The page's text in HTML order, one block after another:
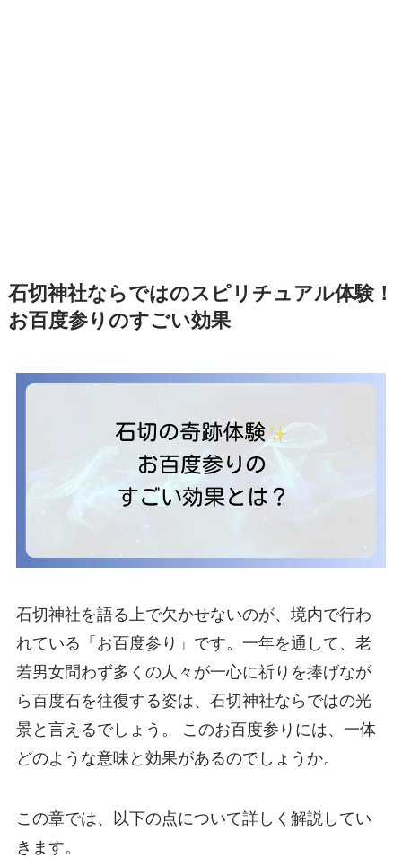
石切神社ならではのスピリチュアル体験！
お百度参りのすごい効果
石切神社を語る上で欠かせないのが、境内で行わ
れている「お百度参り」です。一年を通して、老
若男女問わず多くの人々が一心に祈りを捧げなが
ら百度石を往復する姿は、石切神社ならではの光
景と言えるでしょう。 このお百度参りには、一体
どのような意味と効果があるのでしょうか。
この章では、以下の点について詳しく解説してい
きます。